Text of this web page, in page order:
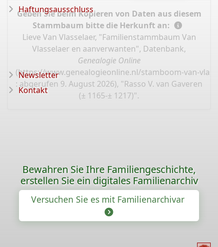
Geben Sie beim Kopieren von Daten aus diesem
Stammbaum bitte die Herkunft an:
Lieve Van Vlasselaer, "Familienstammbaum Van
Vlasselaer en aanverwanten", Datenbank,
Genealogie Online
(https://www.genealogieonline.nl/stamboom-van-
: abgerufen 9. August 2026), "Rasso V. van Gaveren
(± 1165-± 1217)".
Haftungsausschluss
Newsletter
Kontakt
Bewahren Sie Ihre Familiengeschichte,
erstellen Sie ein digitales Familienarchiv
Versuchen Sie es mit Familienarchivar